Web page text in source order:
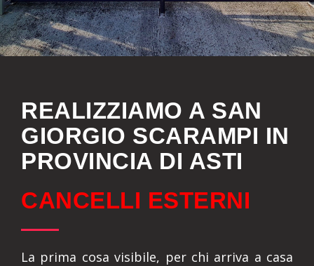
REALIZZIAMO A SAN
GIORGIO SCARAMPI IN
PROVINCIA DI ASTI
CANCELLI ESTERNI
La prima cosa visibile, per chi arriva a casa